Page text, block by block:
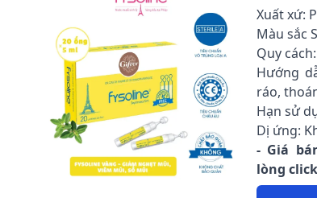
Xuất xứ:
Màu sắc
Quy
Hướng
ráo,
Hạn sử
Dị ứng:
- Giá
lòng